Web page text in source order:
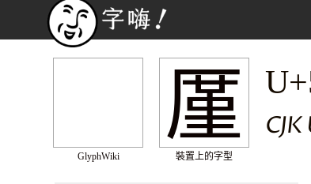
GlyphWiki
厪
裝置上的字型